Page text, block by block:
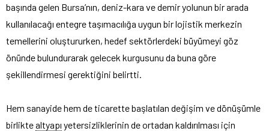
başında gelen Bursa’nın, deniz-kara ve demir yolunun bir arada
kullanılacağı entegre taşımacılığa uygun bir lojistik merkezin
temellerini oluştururken, hedef sektörlerdeki büyümeyi göz
önünde bulundurarak gelecek kurgusunu da buna göre
şekillendirmesi gerektiğini belirtti.
Hem sanayide hem de ticarette başlatılan değişim ve dönüşümle
birliktealtyapı yetersizliklerinin de ortadan kaldırılması için